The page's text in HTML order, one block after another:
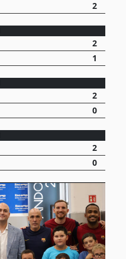
2
2
1
2
0
2
0